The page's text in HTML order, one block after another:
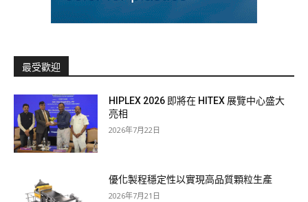
最受歡迎
HIPLEX 2026 即將在 HITEX 展覽中心盛大
亮相
2026年7月22日
優化製程穩定性以實現高品質顆粒生產
2026年7月21日